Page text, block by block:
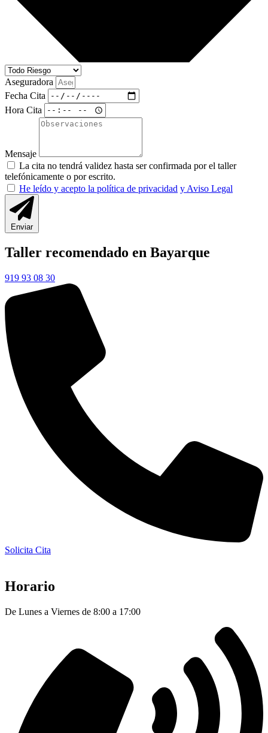
Aseguradora
Fecha Cita
Hora Cita
Mensaje
La cita no tendrá validez hasta ser confirmada por el taller
telefónicamente o por escrito.
He leído y acepto la política de privacidad y Aviso Legal
Enviar
Taller recomendado en Bayarque
919 93 08 30
Solicita Cita
Horario
De Lunes a Viernes de 8:00 a 17:00